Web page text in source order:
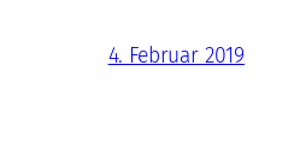
4. Februar 2019